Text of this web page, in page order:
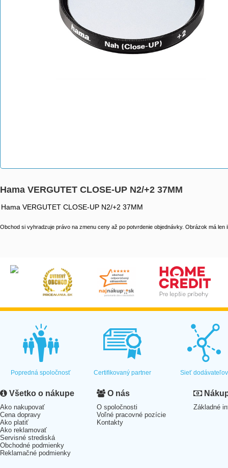
Hama VERGUTET CLOSE-UP N2/+2 37MM
Hama VERGUTET CLOSE-UP N2/+2 37MM
Obchod si vyhradzuje právo na zmenu ceny až po potvrdenie objednávky. Obrázok má len
Popredná spoločnosť Certifikovaný partner Sieť dodávateľov
Všetko o nákupe
Ako nakupovať
Cena dopravy
Ako platiť
Ako reklamovať
Servisné strediská
Obchodné podmienky
Reklamačné podmienky
O nás
O spoločnosti
Voľné pracovné pozície
Kontakty
Základné